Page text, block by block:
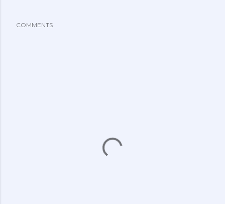
COMMENTS